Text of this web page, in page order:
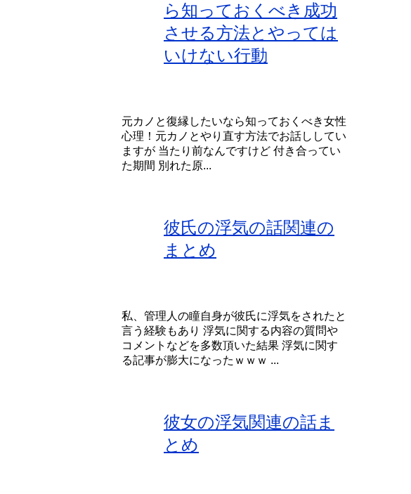
ら知っておくべき成功
させる方法とやっては
いけない行動
元カノと復縁したいなら知っておくべき女性
心理！元カノとやり直す方法でお話ししてい
ますが 当たり前なんですけど 付き合ってい
た期間 別れた原...
彼氏の浮気の話関連の
まとめ
私、管理人の瞳自身が彼氏に浮気をされたと
言う経験もあり 浮気に関する内容の質問や
コメントなどを多数頂いた結果 浮気に関す
る記事が膨大になったｗｗｗ ...
彼女の浮気関連の話ま
とめ